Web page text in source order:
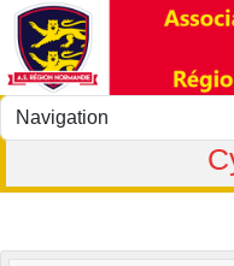
Panneau de gestion des